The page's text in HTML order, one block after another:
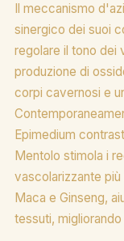
Il meccanismo
sinergico dei suoi
regolare il tono dei
produzione di
corpi cavernosi e
Epimedium
Mentolo stimola i
vascolarizzante
Maca e Ginseng,
tessuti,